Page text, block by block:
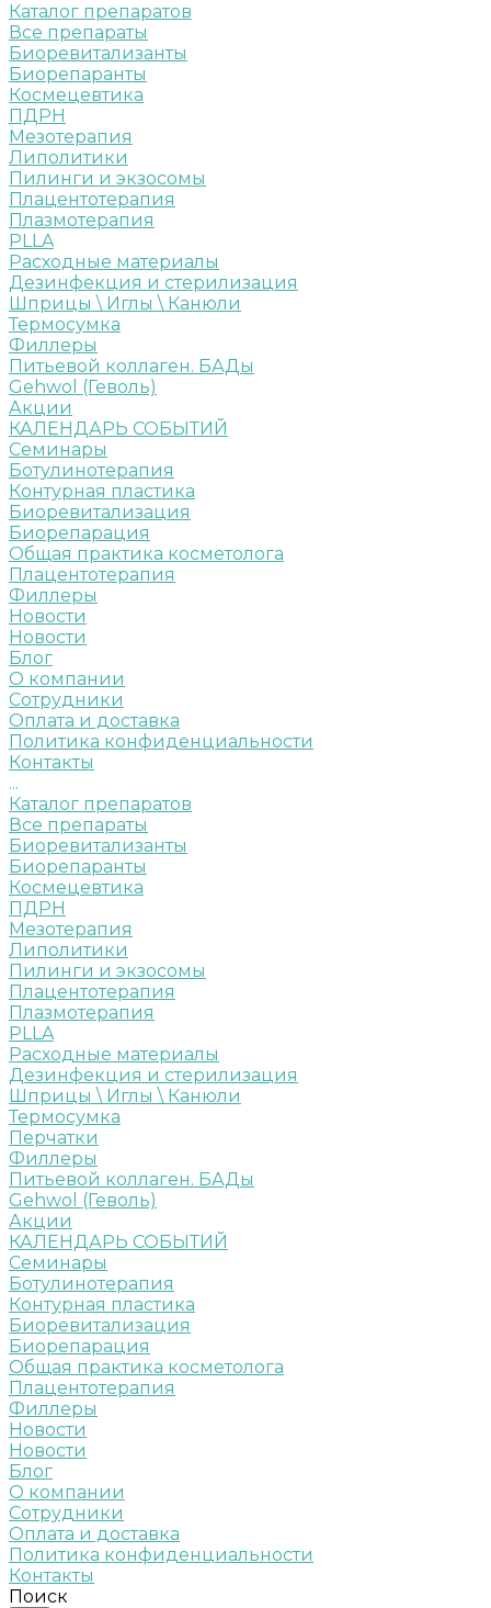
Каталог препаратов
Все препараты
Биоревитализанты
Биорепаранты
Космецевтика
ПДРН
Мезотерапия
Липолитики
Пилинги и экзосомы
Плацентотерапия
Плазмотерапия
PLLA
Расходные материалы
Дезинфекция и стерилизация
Шприцы \ Иглы \ Канюли
Термосумка
Филлеры
Питьевой коллаген. БАДы
Gehwol (Геволь)
Акции
КАЛЕНДАРЬ СОБЫТИЙ
Семинары
Ботулинотерапия
Контурная пластика
Биоревитализация
Биорепарация
Общая практика косметолога
Плацентотерапия
Филлеры
Новости
Новости
Блог
О компании
Сотрудники
Оплата и доставка
Политика конфиденциальности
Контакты
...
Каталог препаратов
Все препараты
Биоревитализанты
Биорепаранты
Космецевтика
ПДРН
Мезотерапия
Липолитики
Пилинги и экзосомы
Плацентотерапия
Плазмотерапия
PLLA
Расходные материалы
Дезинфекция и стерилизация
Шприцы \ Иглы \ Канюли
Термосумка
Перчатки
Филлеры
Питьевой коллаген. БАДы
Gehwol (Геволь)
Акции
КАЛЕНДАРЬ СОБЫТИЙ
Семинары
Ботулинотерапия
Контурная пластика
Биоревитализация
Биорепарация
Общая практика косметолога
Плацентотерапия
Филлеры
Новости
Новости
Блог
О компании
Сотрудники
Оплата и доставка
Политика конфиденциальности
Контакты
Поиск